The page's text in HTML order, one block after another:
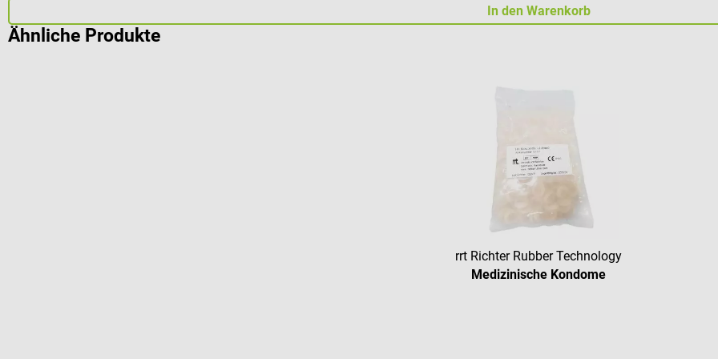
In den Warenkorb
Ähnliche Produkte
rrt Richter Rubber Technology
Medizinische Kondome